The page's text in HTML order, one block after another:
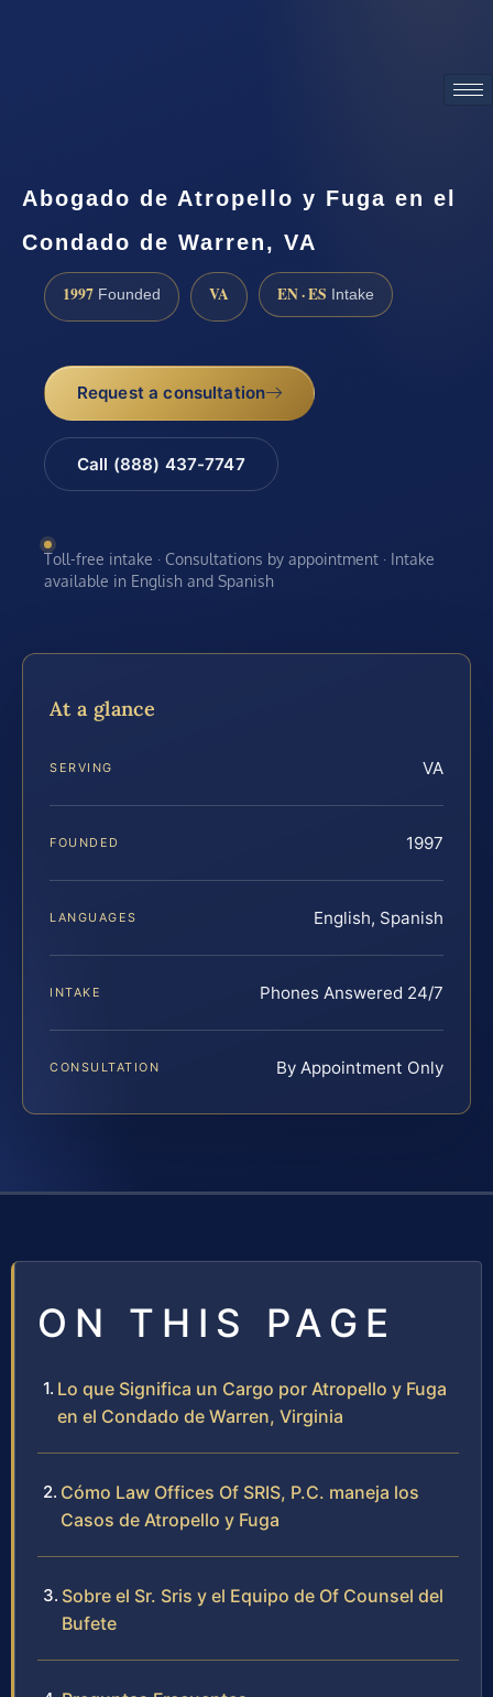
Abogado de Atropello y Fuga en el
Condado de Warren, VA
1997 Founded VA EN · ES Intake
Request a consultation
Call (888) 437-7747
Toll-free intake · Consultations by appointment · Intake
available in English and Spanish
At a glance
SERVING VA
FOUNDED 1997
LANGUAGES English, Spanish
INTAKE Phones Answered 24/7
CONSULTATION By Appointment Only
ON THIS PAGE
Lo que Significa un Cargo por Atropello y Fuga
en el Condado de Warren, Virginia
Cómo Law Offices Of SRIS, P.C. maneja los
Casos de Atropello y Fuga
Sobre el Sr. Sris y el Equipo de Of Counsel del
Bufete